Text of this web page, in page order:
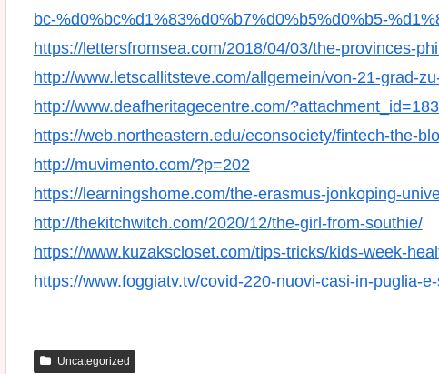
bc-%d0%bc%d1%83%d0%b7%d0%b5%d0%b5-
https://lettersfromsea.com/2018/04/03/the-provinces-
http://www.letscallitsteve.com/allgemein/von-21-grad-
http://www.deafheritagecentre.com/
https://web.northeastern.edu/econsociety/fintech-the-
http://muvimento.com/?p=202
https://learningshome.com/the-erasmus-jonkoping-
http://thekitchwitch.com/2020/12/the-girl-from-southie/
https://www.kuzakscloset.com/tips-tricks/kids-week-
https://www.foggiatv.tv/covid-220-nuovi-casi-in-puglia-
Uncategorized